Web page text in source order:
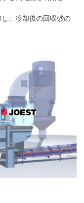
、冷却後の回収砂の